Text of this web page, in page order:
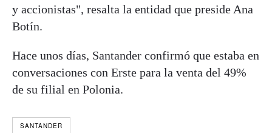
y accionistas", resalta la entidad que preside Ana
Botín.
Hace unos días, Santander confirmó que estaba en
conversaciones con Erste para la venta del 49%
de su filial en Polonia.
SANTANDER